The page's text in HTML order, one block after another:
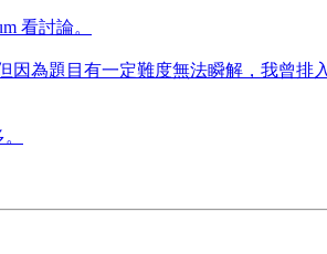
看討論。
因為題目有一定難度無法瞬解，我曾排